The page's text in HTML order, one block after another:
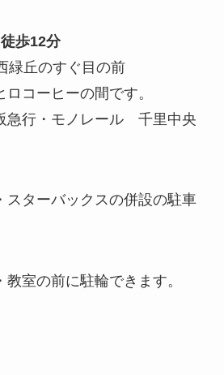
歩12分
緑丘のすぐ目の前
コーヒーの間です。
急行・モノレール 千里中央
スターバックスの併設の駐車
教室の前に駐輪できます。